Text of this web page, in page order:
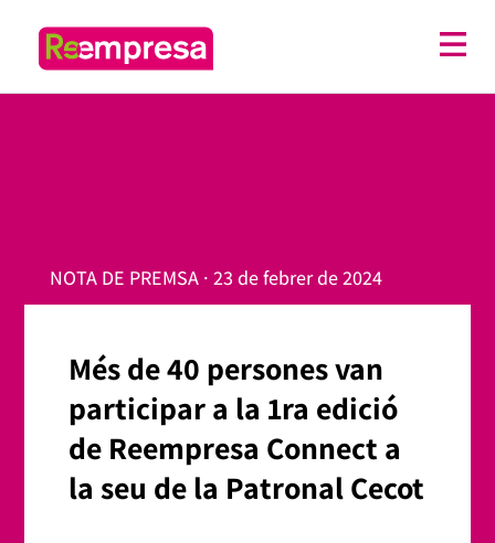
NOTA DE PREMSA · 23 de febrer de 2024
Més de 40 persones van
participar a la 1ra edició
de Reempresa Connect a
la seu de la Patronal Cecot